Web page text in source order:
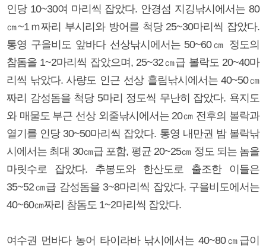
인당 10~30여 마리씩 잡았다. 안경섬 지깅낚시에서는 80
㎝~1ｍ짜리 부시리와 방어를 척당 25~30마리씩 잡았다.
통영 구을비도 앞바다 선상낚시에서는 50~60㎝ 정도의
참돔을 1~2마리씩 잡았으며, 25~32㎝급 볼락도 20~40마
리씩 낚았다. 사량도 인근 선상 흘림낚시에서는 40~50㎝
짜리 감성돔을 척당 5마리 정도씩 무난히 잡았다. 욕지도
와 매물도 부근 선상 외줄낚시에서는 20㎝ 전후의 볼락과
열기를 인당 30~50마리씩 잡았다. 통영 내만권 밤 볼락낚
시에서는 최대 30㎝급 포함, 평균 20~25㎝ 정도 되는 놈을
마릿수로 잡았다. 추봉도와 한산도로 출조한 이들은
35~52㎝급 감성돔을 3~8마리씩 잡았다. 구을비도에서는
40~60㎝짜리 참돔도 1~2마리씩 잡았다.
여수권 먼바다 농어 타이라바 낚시에서는 40~80㎝급이